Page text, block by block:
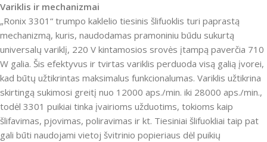
Variklis ir mechanizmai
„Ronix 3301“ trumpo kaklelio tiesinis šlifuoklis turi paprastą
mechanizmą, kuris, naudodamas pramoniniu būdu sukurtą
universalų variklį, 220 V kintamosios srovės įtampą paverčia 710
W galia. Šis efektyvus ir tvirtas variklis perduoda visą galią įvorei,
kad būtų užtikrintas maksimalus funkcionalumas. Variklis užtikrina
skirtingą sukimosi greitį nuo 12000 aps./min. iki 28000 aps./min.,
todėl 3301 puikiai tinka įvairioms užduotims, tokioms kaip
šlifavimas, pjovimas, poliravimas ir kt. Tiesiniai šlifuokliai taip pat
gali būti naudojami vietoj švitrinio popieriaus dėl puikių